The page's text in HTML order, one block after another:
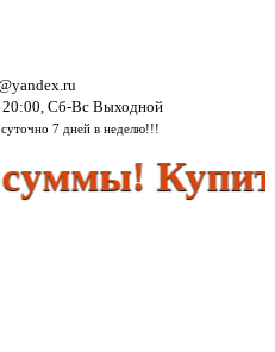
20:00, Сб-Вс Выходной
7 дней в неделю!!!